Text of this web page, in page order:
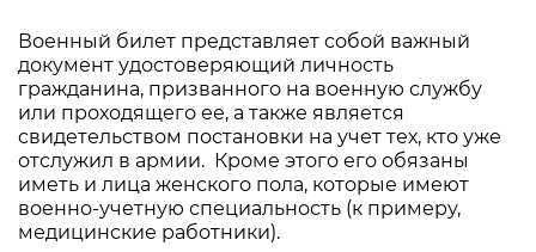
Военный билет представляет собой важный
документ удостоверяющий личность
гражданина, призванного на военную службу
или проходящего ее, а также является
свидетельством постановки на учет тех, кто уже
отслужил в армии. Кроме этого его обязаны
иметь и лица женского пола, которые имеют
военно-учетную специальность (к примеру,
медицинские работники).